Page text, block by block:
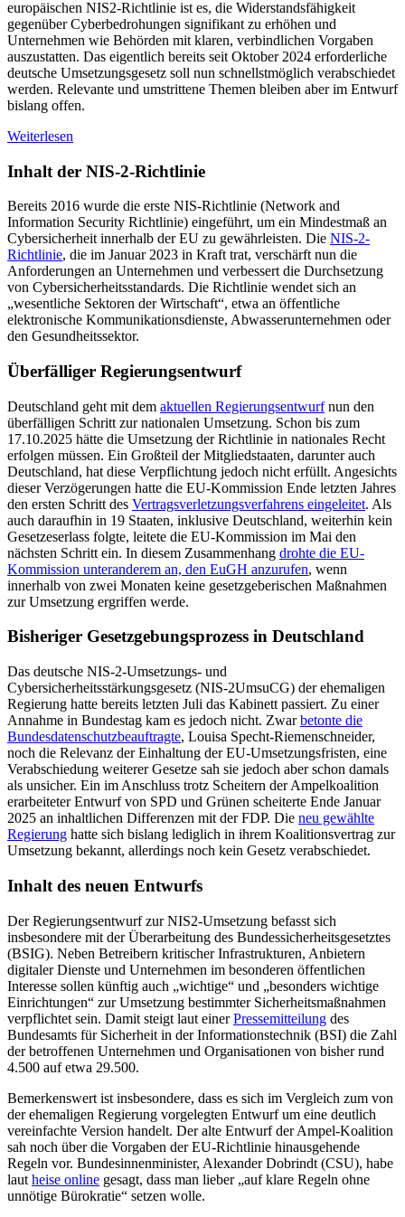
europäischen NIS2-Richtlinie ist es, die Widerstandsfähigkeit
gegenüber Cyberbedrohungen signifikant zu erhöhen und
Unternehmen wie Behörden mit klaren, verbindlichen Vorgaben
auszustatten. Das eigentlich bereits seit Oktober 2024 erforderliche
deutsche Umsetzungsgesetz soll nun schnellstmöglich verabschiedet
werden. Relevante und umstrittene Themen bleiben aber im Entwurf
bislang offen.
Weiterlesen
zur
Umsetzung
Inhalt der NIS-2-Richtlinie
Bereits 2016 wurde die erste NIS-Richtlinie (Network and
Information Security Richtlinie) eingeführt, um ein Mindestmaß an
Cybersicherheit innerhalb der EU zu gewährleisten. Die NIS-2-
Richtlinie, die im Januar 2023 in Kraft trat, verschärft nun die
Anforderungen an Unternehmen und verbessert die Durchsetzung
von Cybersicherheitsstandards. Die Richtlinie wendet sich an
„wesentliche Sektoren der Wirtschaft“, etwa an öffentliche
elektronische Kommunikationsdienste, Abwasserunternehmen oder
den Gesundheitssektor.
Überfälliger Regierungsentwurf
Deutschland geht mit dem aktuellen Regierungsentwurfnun den
überfälligen Schritt zur nationalen Umsetzung. Schon bis zum
17.10.2025 hätte die Umsetzung der Richtlinie in nationales Recht
erfolgen müssen. Ein Großteil der Mitgliedstaaten, darunter auch
Deutschland, hat diese Verpflichtung jedoch nicht erfüllt. Angesichts
dieser Verzögerungen hatte die EU-Kommission Ende letzten Jahres
den ersten Schritt des Vertragsverletzungsverfahrens eingeleitet. Als
auch daraufhin in 19 Staaten, inklusive Deutschland, weiterhin kein
Gesetzeserlass folgte, leitete die EU-Kommission im Mai den
nächsten Schritt ein. In diesem Zusammenhang drohte die EU-
Kommission unteranderem an, den EuGH anzurufen, wenn
innerhalb von zwei Monaten keine gesetzgeberischen Maßnahmen
zur Umsetzung ergriffen werde.
Bisheriger Gesetzgebungsprozess in Deutschland
Das deutsche NIS-2-Umsetzungs- und
Cybersicherheitsstärkungsgesetz (NIS-2UmsuCG) der ehemaligen
Regierung hatte bereits letzten Juli das Kabinett passiert. Zu einer
Annahme in Bundestag kam es jedoch nicht. Zwarbetonte die
Bundesdatenschutzbeauftragte, Louisa Specht-Riemenschneider,
noch die Relevanz der Einhaltung der EU-Umsetzungsfristen, eine
Verabschiedung weiterer Gesetze sah sie jedoch aber schon damals
als unsicher. Ein im Anschluss trotz Scheitern der Ampelkoalition
erarbeiteter Entwurf von SPD und Grünen scheiterte Ende Januar
2025 an inhaltlichen Differenzen mit der FDP. Die neu gewählte
Regierung hatte sich bislang lediglich in ihrem Koalitionsvertrag zur
Umsetzung bekannt, allerdings noch kein Gesetz verabschiedet.
Inhalt des neuen Entwurfs
Der Regierungsentwurf zur NIS2-Umsetzung befasst sich
insbesondere mit der Überarbeitung des Bundessicherheitsgesetztes
(BSIG). Neben Betreibern kritischer Infrastrukturen, Anbietern
digitaler Dienste und Unternehmen im besonderen öffentlichen
Interesse sollen künftig auch „wichtige“ und „besonders wichtige
Einrichtungen“ zur Umsetzung bestimmter Sicherheitsmaßnahmen
verpflichtet sein. Damit steigt laut einerPressemitteilung des
Bundesamts für Sicherheit in der Informationstechnik (BSI) die Zahl
der betroffenen Unternehmen und Organisationen von bisher rund
4.500 auf etwa 29.500.
Bemerkenswert ist insbesondere, dass es sich im Vergleich zum von
der ehemaligen Regierung vorgelegten Entwurf um eine deutlich
vereinfachte Version handelt. Der alte Entwurf der Ampel-Koalition
sah noch über die Vorgaben der EU-Richtlinie hinausgehende
Regeln vor. Bundesinnenminister, Alexander Dobrindt (CSU), habe
laut heise online gesagt, dass man lieber „auf klare Regeln ohne
unnötige Bürokratie“ setzen wolle.